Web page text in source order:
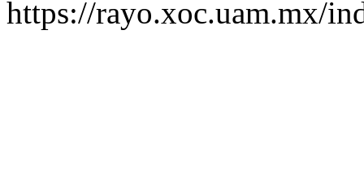
https://rayo.xoc.uam.mx/